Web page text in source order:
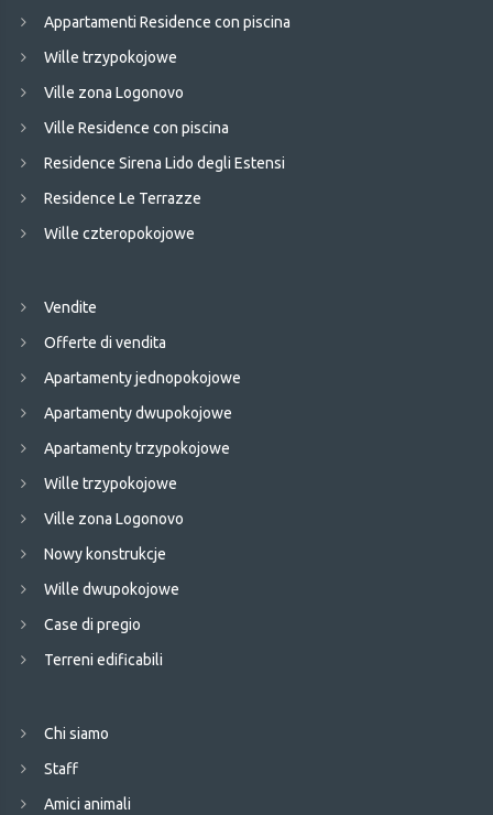
Appartamenti Residence con piscina
Wille trzypokojowe
Ville zona Logonovo
Ville Residence con piscina
Residence Sirena Lido degli Estensi
Residence Le Terrazze
Wille czteropokojowe
Vendite
Offerte di vendita
Apartamenty jednopokojowe
Apartamenty dwupokojowe
Apartamenty trzypokojowe
Wille trzypokojowe
Ville zona Logonovo
Nowy konstrukcje
Wille dwupokojowe
Case di pregio
Terreni edificabili
Chi siamo
Staff
Amici animali